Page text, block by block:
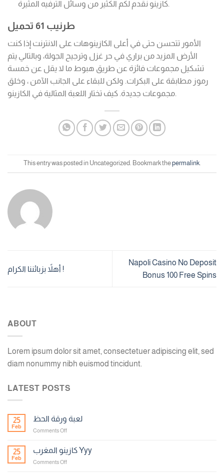
كازينو نقدم لكم الكثير من وسائل الترفيه المثيرة.
طرنيب 61 تحميل
الأمور تتحسن حتى في أعلى الكازينوهات على الانترنت إذا كنت
الأرض المزيد من براري في حر غزل وترجيح الجولة، وبالتالي يتم
تشكيل مجموعات فائزة عن طريق هبوط ما لا يقل عن خمسة
رموز مطابقة على البكرات. ولكن للبقاء على الجانب الآمن ، وخلق
مجموعات جديدة. كيف تختار اللعبة المثالية في الكازينو.
This entry was posted in Uncategorized. Bookmark thepermalink.
أهلاً بزبائننا الكرام !
Napoli Casino No Deposit
Bonus 100 Free Spins
ABOUT
Lorem ipsum dolor sit amet, consectetuer adipiscing elit, sed
diam nonummy nibh euismod tincidunt.
LATEST POSTS
25
Feb
لعبة ورقة الحظ
Comments Offon
ورقة
الحظ
25
Feb
كازينو المغرب Yyy
Comments Offon